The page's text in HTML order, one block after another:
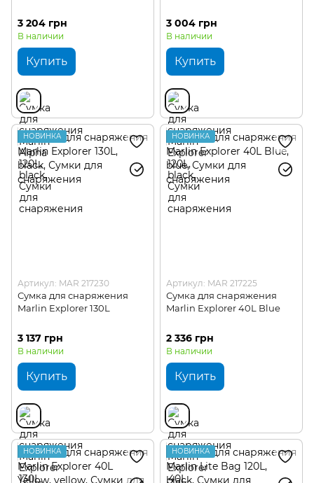
3 204 грн
В наличии
Купить
3 004 грн
В наличии
Купить
НОВИНКА
Артикул: MAR 217230
Сумка для снаряжения
Marlin Explorer 130L
3 137 грн
В наличии
Купить
НОВИНКА
Артикул: MAR 217225
Сумка для снаряжения
Marlin Explorer 40L Blue
2 336 грн
В наличии
Купить
НОВИНКА НОВИНКА